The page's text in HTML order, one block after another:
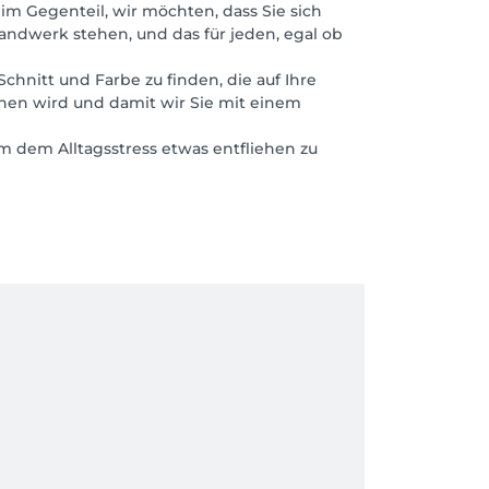
Gegenteil, wir möchten, dass Sie sich
stehen, und das für jeden, egal ob
und Farbe zu finden, die auf Ihre
wird und damit wir Sie mit einem
dem Alltagsstress etwas entfliehen zu